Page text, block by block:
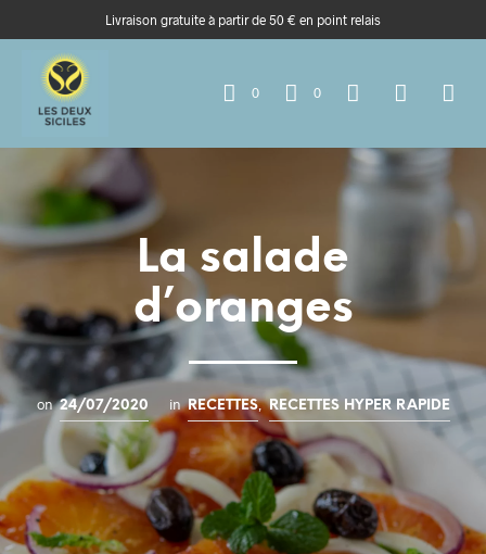
Livraison gratuite à partir de 50 € en point relais
0 0
La salade
d’oranges
on 24/07/2020 in RECETTES, RECETTES HYPER RAPIDE